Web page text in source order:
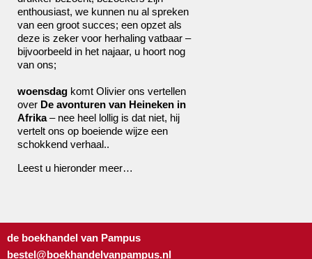
enthousiast, we kunnen nu al spreken
van een groot succes; een opzet als
deze is zeker voor herhaling vatbaar –
bijvoorbeeld in het najaar, u hoort nog
van ons;
woensdag komt Olivier ons vertellen
over De avonturen van Heineken in
Afrika– nee heel lollig is dat niet, hij
vertelt ons op boeiende wijze een
schokkend verhaal..
Leest u hieronder meer…
de boekhandel van Pampus
bestel@boekhandelvanpampus.nl